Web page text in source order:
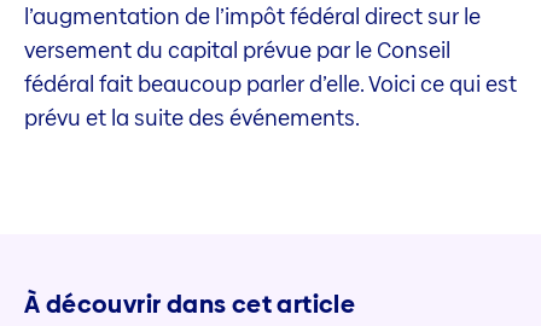
l’augmentation de l’impôt fédéral direct sur le
versement du capital prévue par le Conseil
fédéral fait beaucoup parler d’elle. Voici ce qui est
prévu et la suite des événements.
À découvrir dans cet article